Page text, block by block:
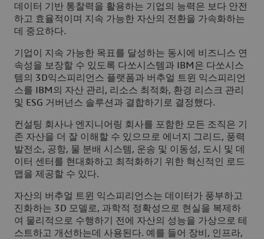
데이터 기반 통찰력을 활용하는 기업의 능력은 보다 안전
하고 효율적이며 지속 가능한 자산의 전환을 가속화하는
데 중요하다.
기업이 지속 가능한 목표를 달성하는 동시에 비즈니스 연
속성을 보장할 수 있도록 다쏘시스템과 IBM은 다쏘시스
템의 3D익스피리언스 플랫폼과 버추얼 트윈 익스피리언
스를 IBM의 자산 관리, 리소스 최적화, 환경 리스크 관리
및 ESG 거버넌스 솔루션과 결합하기로 결정했다.
컨설팅 회사나 엔지니어링 회사를 포함한 모든 조직은 기
존 자산을 더 잘 이해할 수 있으므로 에너지 그리드, 풍력
발전소, 공항, 물 분배 시스템, 운송 및 이동성, 도시 및 데
이터 센터를 현대화하고 최적화하기 위한 혁신적인 로드
맵을 제공할 수 있다.
자산의 버추얼 트윈 익스피리언스는 데이터가 풍부하고
진화하는 3D 모델로, 과학적 정확성으로 현실을 복제하
여 물리적으로 수행하기 전에 자산의 성능을 가상으로 테
스트하고 개선하는데 사용된다. 예를 들어 장비, 인프라,